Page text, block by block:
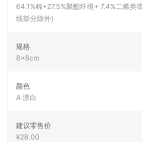
64.1%棉+27.5%聚酯纤维+ 7.4%二烯类
线部分除外)
规格
8x8cm
颜色
A 漂白
建议零售价
¥28.00